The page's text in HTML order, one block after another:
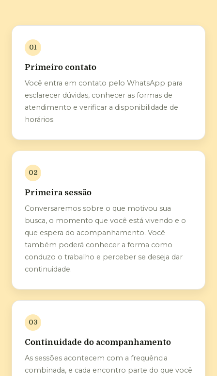
01
Primeiro contato
Você entra em contato pelo WhatsApp para
esclarecer dúvidas, conhecer as formas de
atendimento e verificar a disponibilidade de
horários.
02
Primeira sessão
Conversaremos sobre o que motivou sua
busca, o momento que você está vivendo e o
que espera do acompanhamento. Você
também poderá conhecer a forma como
conduzo o trabalho e perceber se deseja dar
continuidade.
03
Continuidade do acompanhamento
As sessões acontecem com a frequência
combinada, e cada encontro parte do que você